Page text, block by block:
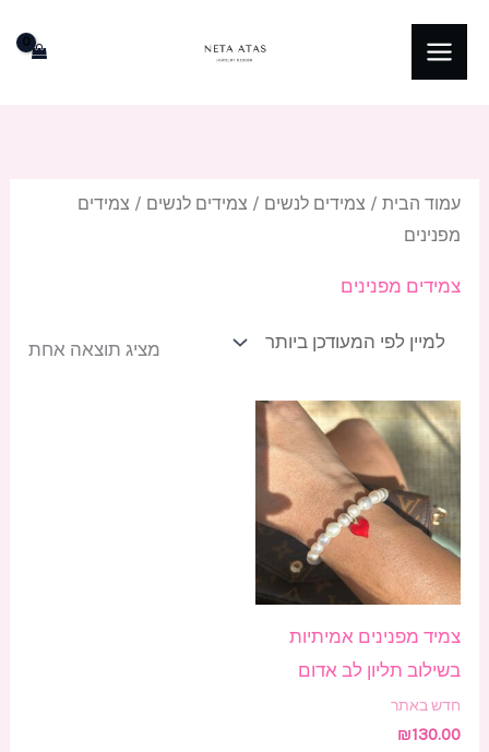
לתוכן
עמוד הבית / צמידים לנשים / צמידים לנשים / צמידים
מפנינים
צמידים מפנינים
מציג תוצאה אחת
צמיד מפנינים אמיתיות
בשילוב תליון לב אדום
חדש באתר
₪130.00